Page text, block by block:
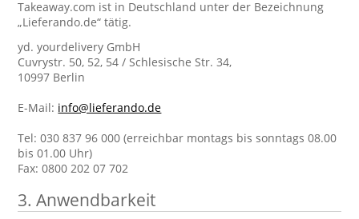
Takeaway.com ist in Deutschland unter der Bezeichnung
„Lieferando.de“ tätig.
yd. yourdelivery GmbH
Cuvrystr. 50, 52, 54 / Schlesische Str. 34,
10997 Berlin
E-Mail: info@lieferando.de
Tel: 030 837 96 000 (erreichbar montags bis sonntags 08.00
bis 01.00 Uhr)
Fax: 0800 202 07 702
3. Anwendbarkeit